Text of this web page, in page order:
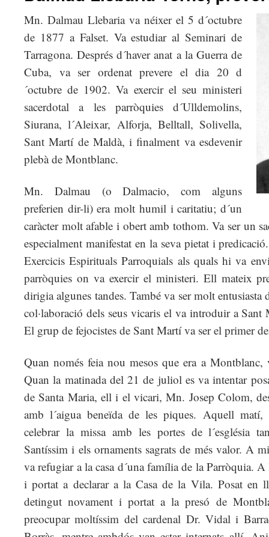
Mn. Dalmau Llebaria va néixer el 5 d´octubre
de 1877 a Falset. Va estudiar al Seminari de
Tarragona. Després d´haver anat a la Guerra de
Cuba, va ser ordenat prevere el dia 20 d
´octubre de 1902. Va exercir el seu ministeri
sacerdotal a les parròquies d´Ulldemolins,
Siurana, l´Aleixar, Alforja, Belltall, Solivella,
Sant Martí de Maldà, i finalment va esdevenir
plebà de Montblanc.
Mn. Dalmau (o Dalmacio, com alguns
preferien dir-li) era molt humil i caritatiu; d´un
caràcter molt afable i obert amb tothom. Va ser un
especialment manifestat en la seva pietat i
Exercicis Espirituals Parroquials als quals hi va
parròquies on va exercir el ministeri. Ell mateix
dirigia algunes tandes. També va ser molt
col·laboració dels seus vicaris el va introduir a
El grup de fejocistes de Sant Martí va ser el primer
Quan només feia nou mesos que era a
Quan la matinada del 21 de juliol es va intentar
de Santa Maria, ell i el vicari, Mn. Josep Colom,
amb l´aigua beneïda de les piques. Aquell
celebrar la missa amb les portes de l´església
Santíssim i els ornaments sagrats de més valor. A
va refugiar a la casa d´una família de la Parròquia.
i portat a declarar a la Casa de la Vila. Posat en
detingut novament i portat a la presó de
preocupar moltíssim del cardenal Dr. Vidal i